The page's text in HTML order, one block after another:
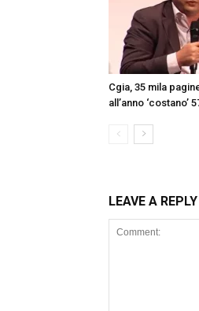
Cgia, 35 mila
all’anno ‘costano’
LEAVE A REPLY